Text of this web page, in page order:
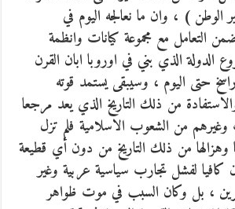
الوطن ) ، وان ما نعالجه اليوم في
التعامل مع مجموعة كيانات وانظمة
الدولة الذي بني في اوروبا ابان القرن
حتى اليوم ، وسيبقى يستمد قوته
من ذلك التاريخ الذي يعد مرجعا
من الشعوب الاسلامية فلم تزل
وهزالها من ذلك التاريخ من دون أي قطيعة
لفشل تجارب سياسية عربية وغير
، بل وكان السبب في موت ظواهر